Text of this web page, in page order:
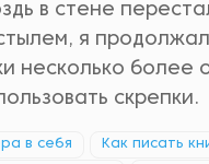
в стене
я
несколько более
скрепки.
в себя Как писать